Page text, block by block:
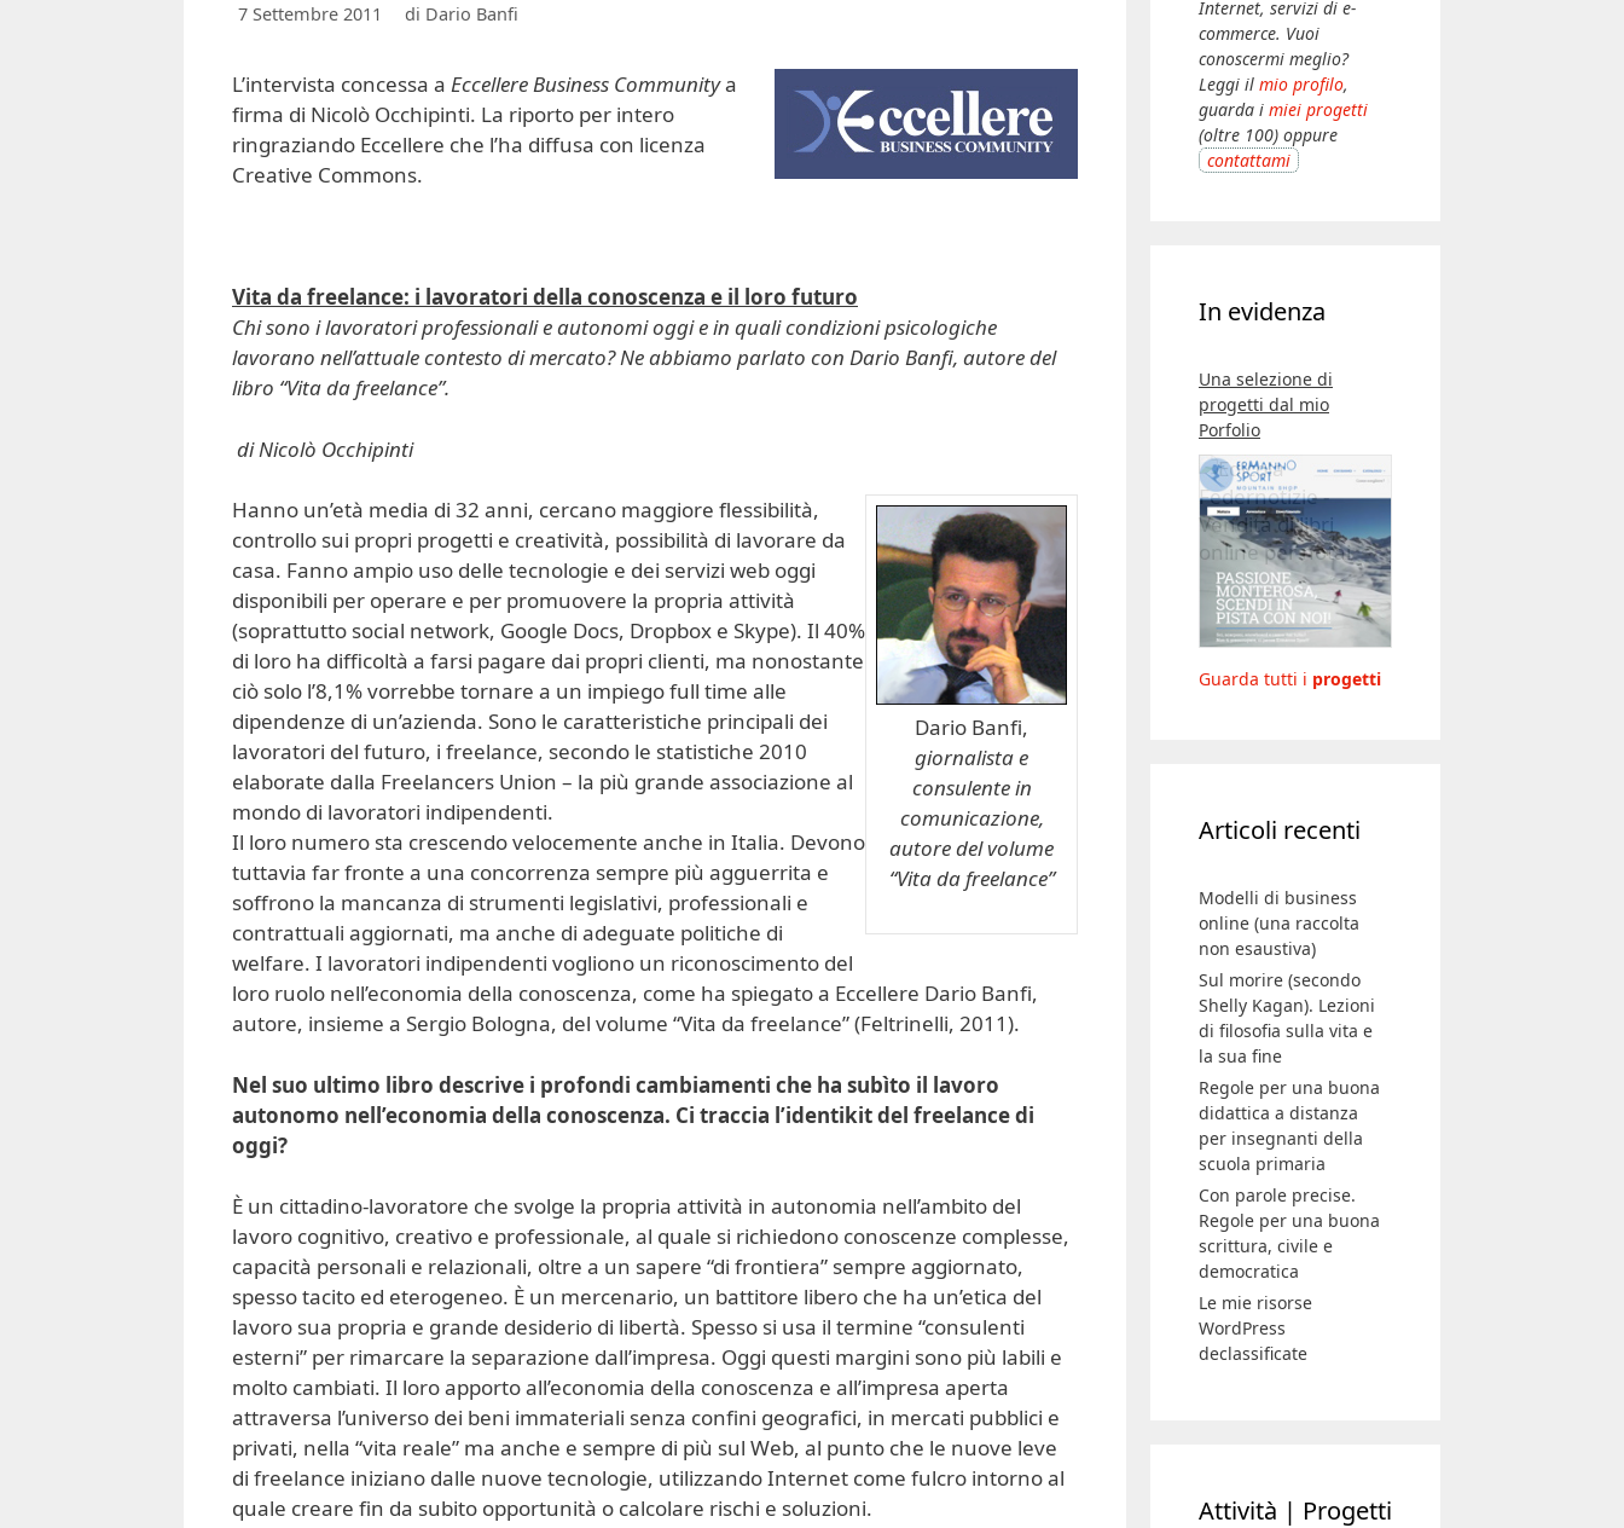
7 Settembre 2011 di Dario Banfi
L’intervista concessa a Eccellere Business Communitya
firma di Nicolò Occhipinti. La riporto per intero
ringraziando Eccellere che l’ha diffusa con licenza
Creative Commons.
Vita da freelance: i lavoratori della conoscenza e il loro futuro
Chi sono i lavoratori professionali e autonomi oggi e in quali condizioni psicologiche
lavorano nell’attuale contesto di mercato? Ne abbiamo parlato con Dario Banfi, autore del
libro “Vita da freelance”.
di Nicolò Occhipinti
Dario Banfi,
giornalista e
consulente in
comunicazione,
autore del volume
“Vita da freelance”
Hanno un’età media di 32 anni, cercano maggiore flessibilità,
controllo sui propri progetti e creatività, possibilità di lavorare da
casa. Fanno ampio uso delle tecnologie e dei servizi web oggi
disponibili per operare e per promuovere la propria attività
(soprattutto social network, Google Docs, Dropbox e Skype). Il 40%
di loro ha difficoltà a farsi pagare dai propri clienti, ma nonostante
ciò solo l’8,1% vorrebbe tornare a un impiego full time alle
dipendenze di un’azienda. Sono le caratteristiche principali dei
lavoratori del futuro, i freelance, secondo le statistiche 2010
elaborate dalla Freelancers Union – la più grande associazione al
mondo di lavoratori indipendenti.
Il loro numero sta crescendo velocemente anche in Italia. Devono
tuttavia far fronte a una concorrenza sempre più agguerrita e
soffrono la mancanza di strumenti legislativi, professionali e
contrattuali aggiornati, ma anche di adeguate politiche di
welfare. I lavoratori indipendenti vogliono un riconoscimento del
loro ruolo nell’economia della conoscenza, come ha spiegato a Eccellere Dario Banfi,
autore, insieme a Sergio Bologna, del volume “Vita da freelance” (Feltrinelli, 2011).
Nel suo ultimo libro descrive i profondi cambiamenti che ha subìto il lavoro
autonomo nell’economia della conoscenza. Ci traccia l’identikit del freelance di
oggi?
È un cittadino-lavoratore che svolge la propria attività in autonomia nell’ambito del
lavoro cognitivo, creativo e professionale, al quale si richiedono conoscenze complesse,
capacità personali e relazionali, oltre a un sapere “di frontiera” sempre aggiornato,
spesso tacito ed eterogeneo. È un mercenario, un battitore libero che ha un’etica del
lavoro sua propria e grande desiderio di libertà. Spesso si usa il termine “consulenti
esterni” per rimarcare la separazione dall’impresa. Oggi questi margini sono più labili e
molto cambiati. Il loro apporto all’economia della conoscenza e all’impresa aperta
attraversa l’universo dei beni immateriali senza confini geografici, in mercati pubblici e
privati, nella “vita reale” ma anche e sempre di più sul Web, al punto che le nuove leve
di freelance iniziano dalle nuove tecnologie, utilizzando Internet come fulcro intorno al
quale creare fin da subito opportunità o calcolare rischi e soluzioni.
Internet, servizi di e-
commerce. Vuoi
conoscermi meglio?
Leggi il mio profilo,
guarda i miei progetti
(oltre 100) oppure
contattami
In evidenza
Una selezione di
progetti dal mio
Porfolio
Guarda tutti i progetti
Articoli recenti
Modelli di business
online (una raccolta
non esaustiva)
Sul morire (secondo
Shelly Kagan). Lezioni
di filosofia sulla vita e
la sua fine
Regole per una buona
didattica a distanza
per insegnanti della
scuola primaria
Con parole precise.
Regole per una buona
scrittura, civile e
democratica
Le mie risorse
WordPress
declassificate
Attività | Progetti